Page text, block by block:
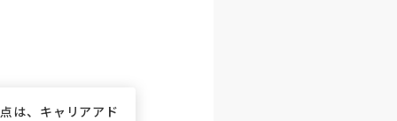
は、キャリアアド